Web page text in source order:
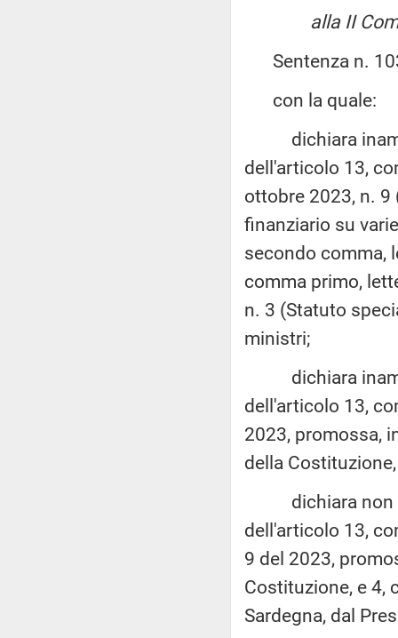
alla II
Sentenza n.
con la quale:
dichiara
dell'articolo 13,
ottobre 2023, n.
finanziario su
secondo comma,
comma primo,
n. 3 (Statuto
ministri;
dichiara
dell'articolo 13,
2023, promossa,
della
dichiara non
dell'articolo 13,
9 del 2023,
Costituzione, e 4,
Sardegna, dal